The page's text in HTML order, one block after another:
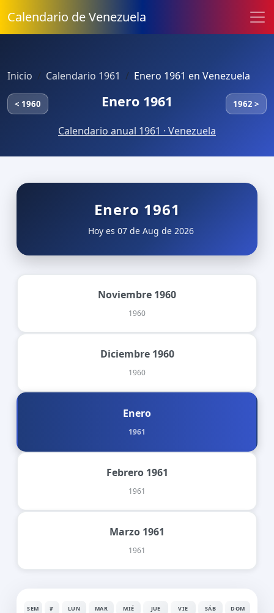
Calendario de Venezuela
Inicio Calendario 1961 Enero 1961 en Venezuela
< 1960 Enero 1961 1962 >
Calendario anual 1961 · Venezuela
Enero 1961
Hoy es 07 de Aug de 2026
Noviembre 1960
1960
Diciembre 1960
1960
Enero
1961
Febrero 1961
1961
Marzo 1961
1961
SEM # LUN MAR MIÉ JUE VIE SÁB DOM